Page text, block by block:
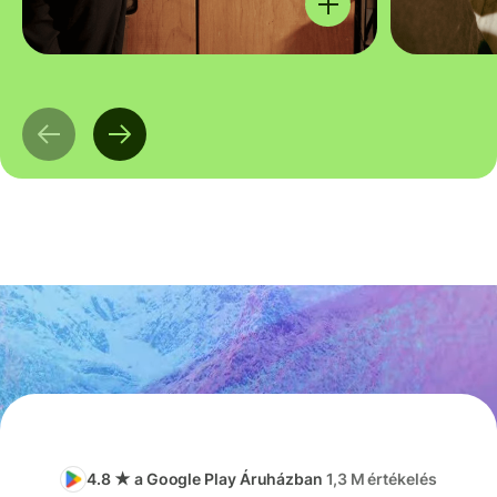
4.8 ★ a Google Play Áruházban 1,3 M értékelés